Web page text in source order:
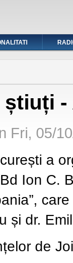
Fri, 05/
a
Ion C.
și dr.
de